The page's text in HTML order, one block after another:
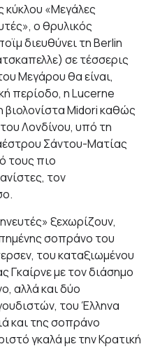
κύκλου «Μεγάλες
ο θρυλικός
διευθύνει τη Berlin
σε τέσσερις
Μεγάρου θα είναι,
περίοδο, η Lucerne
βιολονίστα Midori καθώς
Λονδίνου, υπό τη
Σάντου-Ματίας
τους πιο
τον
ξεχωρίζουν,
σοπράνο του
του καταξιωμένου
Γκαίρνε με τον διάσημο
αλλά και δύο
του Έλληνα
και της σοπράνο
γκαλά με την Κρατική